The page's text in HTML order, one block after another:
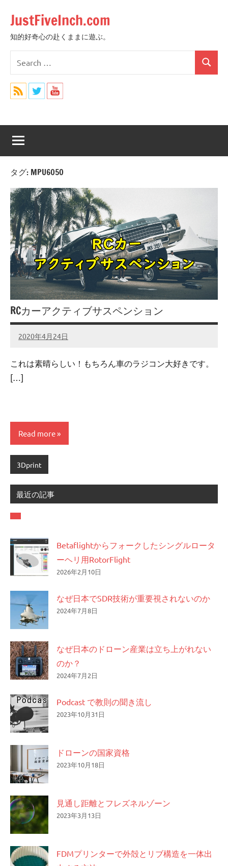
content
JustFiveInch.com
知的好奇心の赴くままに遊ぶ。
for:
Search
タグ: MPU6050
RCカーアクティブサスペンション
2020年4月24日
admin
No
これは素晴らしい！もちろん車のラジコン大好きです。
[…]
Read more
3Dprint
最近の記事
Betaflightからフォークしたシングルロータ
ーヘリ用RotorFlight
2026年2月10日
なぜ日本でSDR技術が重要視されないのか
2024年7月8日
なぜ日本のドローン産業は立ち上がれない
のか？
2024年7月2日
Podcast で教則の聞き流し
2023年10月31日
ドローンの国家資格
2023年10月18日
見通し距離とフレズネルゾーン
2023年3月13日
FDMプリンターで外殻とリブ構造を一体出